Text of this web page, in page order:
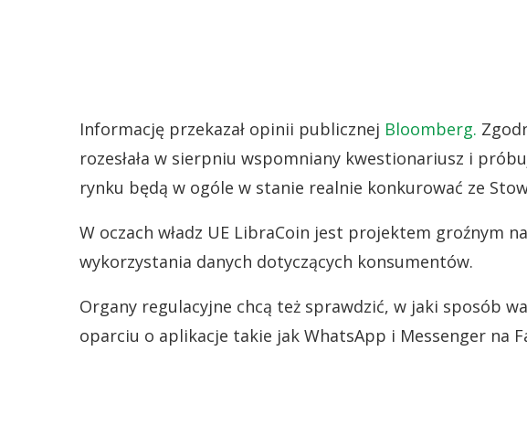
Informację przekazał opinii publicznej Bloomberg.
rozesłała w sierpniu wspomniany kwestionariusz i
rynku będą w ogóle w stanie realnie konkurować ze
W oczach władz UE LibraCoin jest projektem groźnym
wykorzystania danych dotyczących konsumentów.
Organy regulacyjne chcą też sprawdzić, w jaki sposób
oparciu o aplikacje takie jak WhatsApp i Messenger na